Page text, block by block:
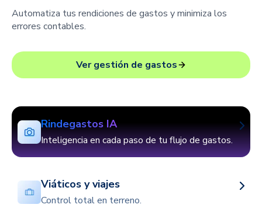
Automatiza tus rendiciones de gastos y minimiza los
errores contables.
Ver gestión de gastos
Rindegastos IA
Inteligencia en cada paso de tu flujo de gastos.
Viáticos y viajes
Control total en terreno.